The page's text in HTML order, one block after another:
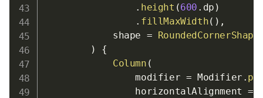
. height (600 . dp )
. fillMaxWidth( ) ,
            shape
= RoundedCornerShape
)
{
Column (
                modifier
= Modifier .
                horizontalAlignment
=